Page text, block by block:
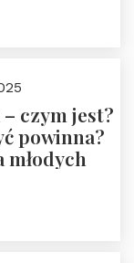
czym jest?
powinna?
młodych